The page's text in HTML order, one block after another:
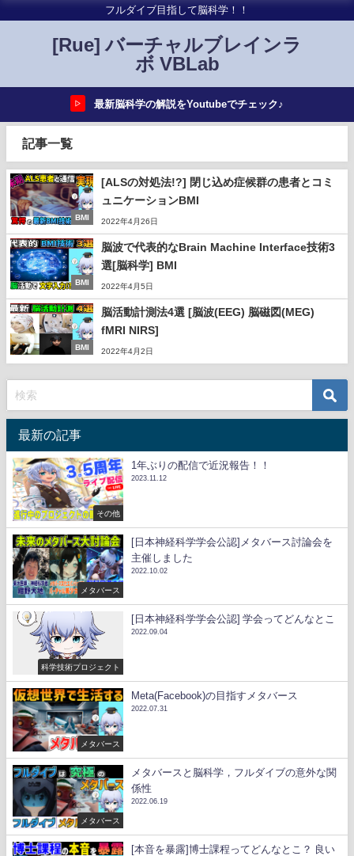
フルダイブ目指して脳科学！！
[Rue] バーチャルブレインラ
ボ VBLab
▷ 最新脳科学の解説をYoutubeでチェック♪
記事一覧
BMI
[ALSの対処法!?] 閉じ込め症候群の患者とコミ
ュニケーションBMI
2022年4月26日
BMI
脳波で代表的なBrain Machine Interface技術3
選[脳科学] BMI
2022年4月5日
BMI
脳活動計測法4選 [脳波(EEG) 脳磁図(MEG)
fMRI NIRS]
2022年4月2日
最新の記事
その他
1年ぶりの配信で近況報告！！
2023.11.12
メタバース
[日本神経科学学会公認]メタバース討論会を
主催しました
2022.10.02
科学技術プロジェクト
[日本神経科学学会公認] 学会ってどんなとこ
2022.09.04
メタバース
Meta(Facebook)の目指すメタバース
2022.07.31
メタバース
メタバースと脳科学，フルダイブの意外な関
係性
2022.06.19
[本音を暴露]博士課程ってどんなとこ？ 良い